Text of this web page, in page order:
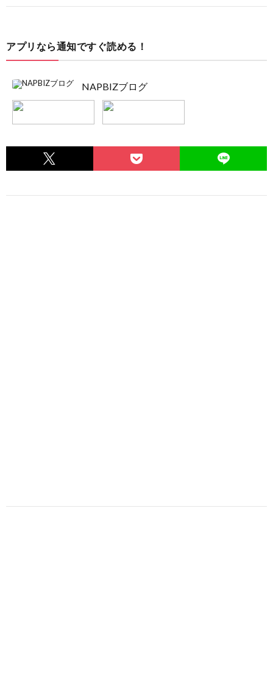
アプリなら通知ですぐ読める！
NAPBIZブログ